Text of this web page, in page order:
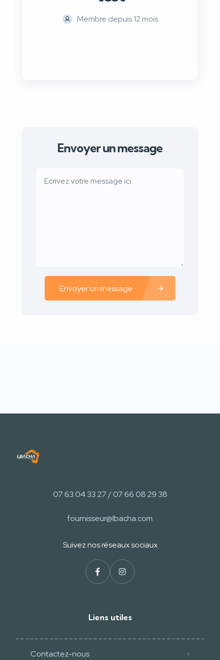
Membre depuis 12 mois
Envoyer un message
Envoyer un message
07 63 04 33 27 / 07 66 08 29 38
fournisseur@lbacha.com
Suivez nos réseaux sociaux
Liens utiles
Contactez-nous